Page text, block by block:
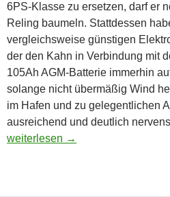
6PS-Klasse zu ersetzen, darf er
Reling baumeln. Stattdessen
vergleichsweise günstigen
der den Kahn in Verbindung mit
105Ah AGM-Batterie immerhin
solange nicht übermäßig Wind
im Hafen und zu gelegentlichen
ausreichend und deutlich
Neuer Vortrieb
weiterlesen →